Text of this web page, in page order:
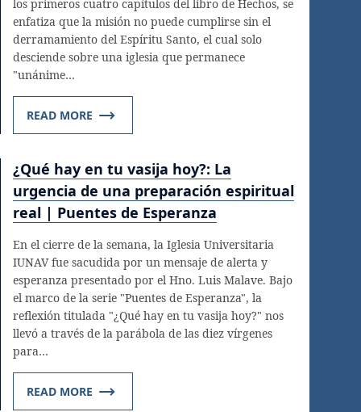
los primeros cuatro capítulos del libro de Hechos, se
enfatiza que la misión no puede cumplirse sin el
derramamiento del Espíritu Santo, el cual solo
desciende sobre una iglesia que permanece
"unánime…
READ MORE
¿Qué hay en tu vasija hoy?: La
urgencia de una preparación espiritual
real | Puentes de Esperanza
En el cierre de la semana, la Iglesia Universitaria
IUNAV fue sacudida por un mensaje de alerta y
esperanza presentado por el Hno. Luis Malave. Bajo
el marco de la serie "Puentes de Esperanza", la
reflexión titulada "¿Qué hay en tu vasija hoy?" nos
llevó a través de la parábola de las diez vírgenes
para…
READ MORE